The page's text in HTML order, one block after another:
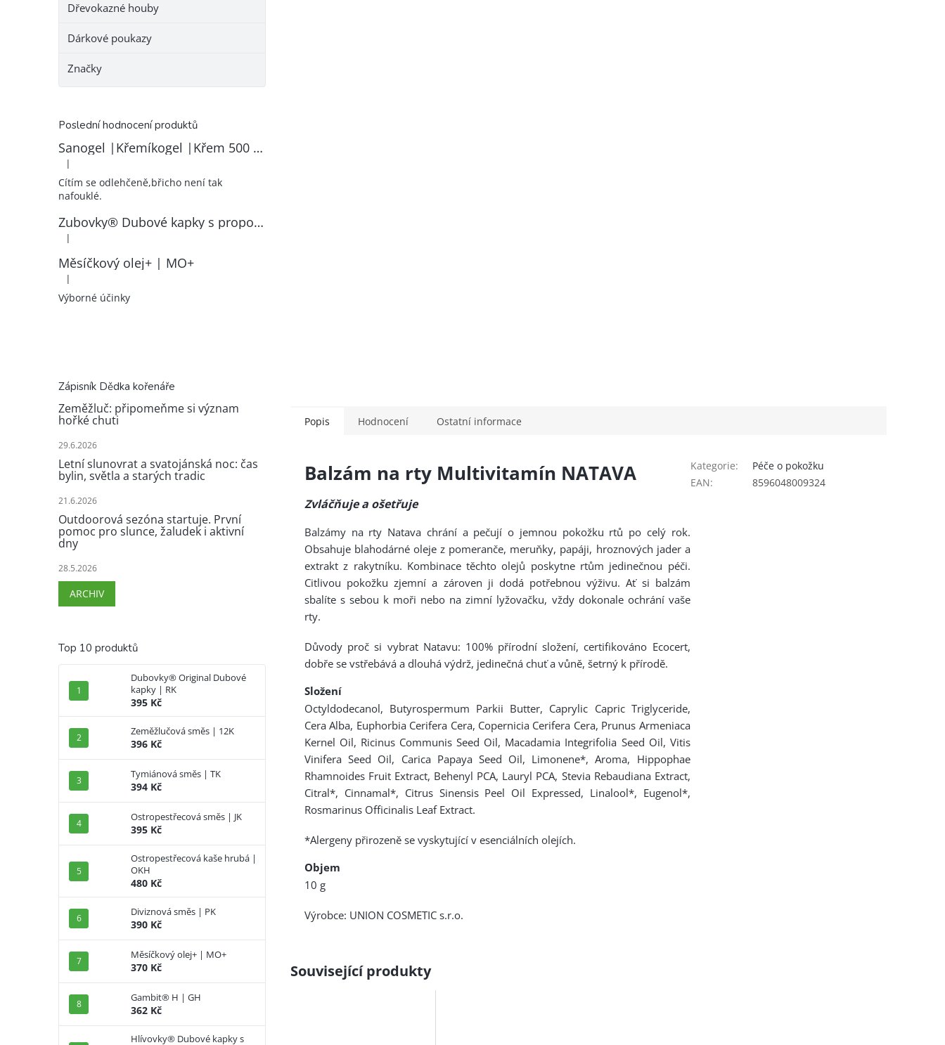
Dřevokazné houby
Dárkové poukazy
Značky
Poslední hodnocení produktů
Sanogel |Křemíkogel |Křem 500 ml
Hodnocení produktu je 5 z 5 hvězdiček.
|
Cítím se odlehčeně,břicho není tak
nafouklé.
Zubovky® Dubové kapky s propolisem | RK–ZP
Hodnocení produktu je 5 z 5 hvězdiček.
|
Měsíčkový olej+ | MO+
Hodnocení produktu je 5 z 5 hvězdiček.
|
Výborné účinky
Zápisník Dědka kořenáře
Zeměžluč: připomeňme si význam
hořké chuti
29.6.2026
Letní slunovrat a svatojánská noc: čas
bylin, světla a starých tradic
21.6.2026
Outdoorová sezóna startuje. První
pomoc pro slunce, žaludek i aktivní
dny
28.5.2026
ARCHIV
Top 10 produktů
Dubovky® Original Dubové
kapky | RK
395 Kč
Zeměžlučová směs | 12K
396 Kč
Tymiánová směs | TK
394 Kč
Ostropestřecová směs | JK
395 Kč
Ostropestřecová kaše hrubá |
OKH
480 Kč
Diviznová směs | PK
390 Kč
Měsíčkový olej+ | MO+
370 Kč
Gambit® H | GH
362 Kč
Hlívovky® Dubové kapky s
Popis Hodnocení Ostatní informace
Balzám na rty Multivitamín NATAVA
Zvláčňuje a ošetřuje
Balzámy na rty Natava chrání a pečují o jemnou pokožku rtů po celý rok.
Obsahuje blahodárné oleje z pomeranče, meruňky, papáji, hroznových jader a
extrakt z rakytníku. Kombinace těchto olejů poskytne rtům jedinečnou péči.
Citlivou pokožku zjemní a zároven ji dodá potřebnou výživu. Ať si balzám
sbalíte s sebou k moři nebo na zimní lyžovačku, vždy dokonale ochrání vaše
rty.
Důvody proč si vybrat Natavu: 100% přírodní složení, certifikováno Ecocert,
dobře se vstřebává a dlouhá výdrž, jedinečná chuť a vůně, šetrný k přírodě.
Složení
Octyldodecanol, Butyrospermum Parkii Butter, Caprylic Capric Triglyceride,
Cera Alba, Euphorbia Cerifera Cera, Copernicia Cerifera Cera, Prunus Armeniaca
Kernel Oil, Ricinus Communis Seed Oil, Macadamia Integrifolia Seed Oil, Vitis
Vinifera Seed Oil, Carica Papaya Seed Oil, Limonene*, Aroma, Hippophae
Rhamnoides Fruit Extract, Behenyl PCA, Lauryl PCA, Stevia Rebaudiana Extract,
Citral*, Cinnamal*, Citrus Sinensis Peel Oil Expressed, Linalool*, Eugenol*,
Rosmarinus Officinalis Leaf Extract.
*Alergeny přirozeně se vyskytující v esenciálních olejích.
Objem
10 g
Výrobce: UNION COSMETIC s.r.o.
Kategorie:
Péče o pokožku
EAN: 8596048009324
Související produkty